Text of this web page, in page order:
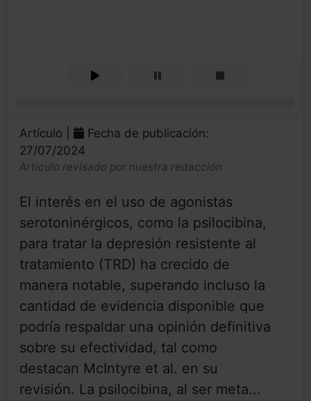
Artículo |
Fecha de publicación:
27/07/2024
Artículo revisado por nuestra redacción
El interés en el uso de agonistas
serotoninérgicos, como la psilocibina,
para tratar la depresión resistente al
tratamiento (TRD) ha crecido de
manera notable, superando incluso la
cantidad de evidencia disponible que
podría respaldar una opinión definitiva
sobre su efectividad, tal como
destacan McIntyre et al. en su
revisión. La psilocibina, al ser meta...